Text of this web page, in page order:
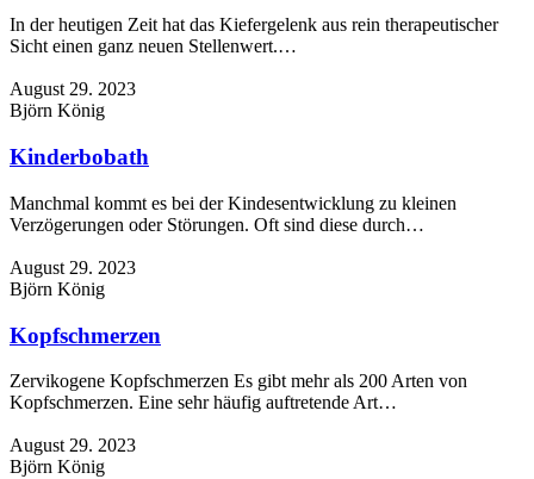
In der heutigen Zeit hat das Kiefergelenk aus rein therapeutischer
Sicht einen ganz neuen Stellenwert.…
August 29. 2023
Björn König
Kinderbobath
Manchmal kommt es bei der Kindesentwicklung zu kleinen
Verzögerungen oder Störungen. Oft sind diese durch…
August 29. 2023
Björn König
Kopfschmerzen
Zervikogene Kopfschmerzen Es gibt mehr als 200 Arten von
Kopfschmerzen. Eine sehr häufig auftretende Art…
August 29. 2023
Björn König